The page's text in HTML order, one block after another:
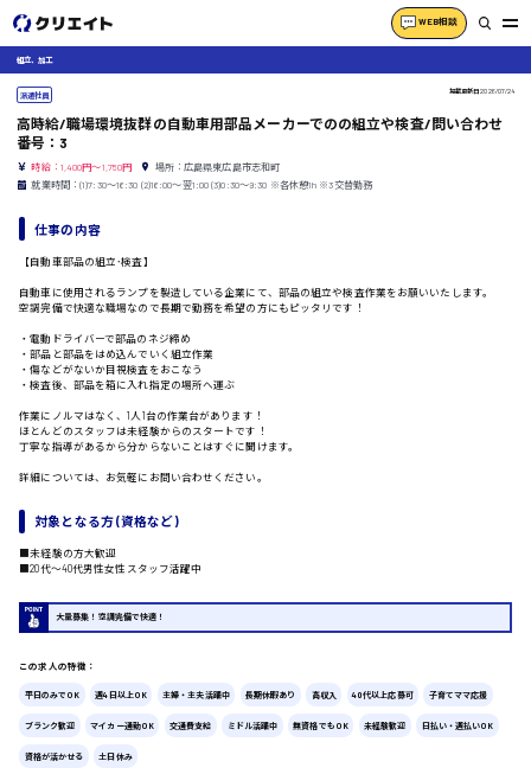
WEB相談
組立、加工
製造オペレーター
フォークリフト
介護・医療系
組立、加工
派遣社員 掲載更新日2026/07/24
高時給/職場環境抜群の自動車用部品メーカーでのの組立や検査/問い合わせ
番号：3
時給：1,400円～1,750円
場所：広島県東広島市志和町
就業時間：(1)7:30〜16:30 (2)16:00〜翌1:00 (3)0:30〜9:30 ※各休憩1h ※3交替勤務
仕事の内容
【自動車部品の組立･検査】
自動車に使用されるランプを製造している企業にて、部品の組立や検査作業をお願いいたします。
空調完備で快適な職場なので長期で勤務を希望の方にもピッタリです！
・電動ドライバーで部品のネジ締め
・部品と部品をはめ込んでいく組立作業
・傷などがないか目視検査をおこなう
・検査後、部品を箱に入れ指定の場所へ運ぶ
作業にノルマはなく、1人1台の作業台があります！
ほとんどのスタッフは未経験からのスタートです！
丁寧な指導があるから分からないことはすぐに聞けます。
詳細については、お気軽にお問い合わせください。
対象となる方 (資格など)
■未経験の方大歓迎
■20代〜40代男性女性スタッフ活躍中
大量募集！空調完備で快適！
この求人の特徴：
平日のみでOK 週4日以上OK 主婦・主夫活躍中 長期休暇あり 高収入 40代以上応募可 子育てママ応援
ブランク歓迎 マイカー通勤OK 交通費支給 ミドル活躍中 無資格でもOK 未経験歓迎 日払い・週払いOK
資格が活かせる 土日休み